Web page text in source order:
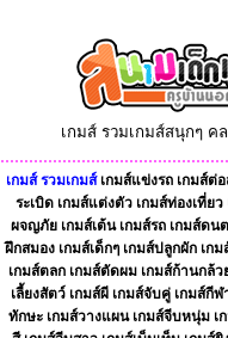
เกมส์ รวมเกมส์สนุกๆ ค
เกมส์ รวมเกมส์ เกมส์แข่งรถ เกมส์ต่อ
ระเบิด เกมส์แต่งตัว เกมส์ท่องเที่ยว
ผจญภัย เกมส์เต้น เกมส์รถ เกมส์ดน
ฝึกสมอง เกมส์เด็กๆ เกมส์ปลูกผัก เก
เกมส์ตลก เกมส์ตัดผม เกมส์ก้านกล้ว
เลี้ยงสัตว์ เกมส์ผี เกมส์จับคู่ เกมส์กีฬ
ทักษะ เกมส์วางแผน เกมส์จีบหนุ่ม เ